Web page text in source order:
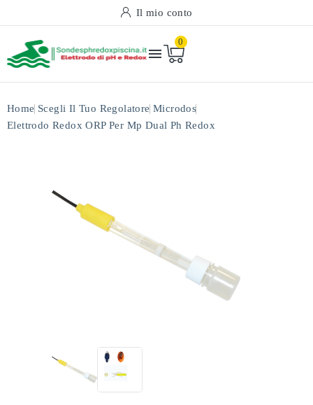
Il mio conto

0
Home Scegli Il Tuo Regolatore Microdos
Elettrodo Redox ORP Per Mp Dual Ph Redox